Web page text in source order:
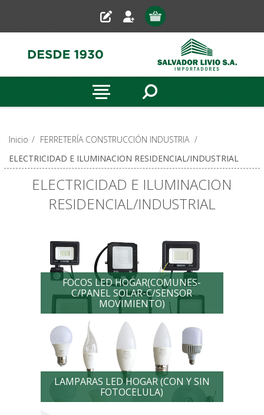
Inicio / FERRETERÍA CONSTRUCCIÓN INDUSTRIA /
ELECTRICIDAD E ILUMINACION RESIDENCIAL/INDUSTRIAL
ELECTRICIDAD E ILUMINACION
RESIDENCIAL/INDUSTRIAL
FOCOS LED HOGAR(COMUNES-
C/PANEL SOLAR-C/SENSOR
MOVIMIENTO)
LAMPARAS LED HOGAR (CON Y SIN
FOTOCELULA)